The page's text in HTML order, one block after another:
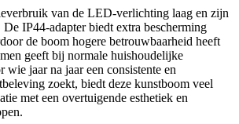
van de LED-verlichting laag en zijn
De IP44-adapter biedt extra bescherming
de boom hogere betrouwbaarheid heeft
geeft bij normale huishoudelijke
wie jaar na jaar een consistente en
zoekt, biedt deze kunstboom veel
met een overtuigende esthetiek en